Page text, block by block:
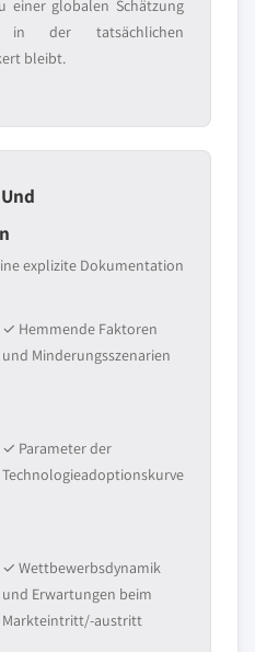
einer globalen Schätzung
der tatsächlichen
bleibt.
explizite Dokumentation
✓ Hemmende Faktoren
und Minderungsszenarien
✓ Parameter der
Technologieadoptionskurve
✓ Wettbewerbsdynamik
und Erwartungen beim
Markteintritt/-austritt